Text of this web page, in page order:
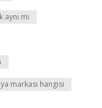
mı
markası hangisi